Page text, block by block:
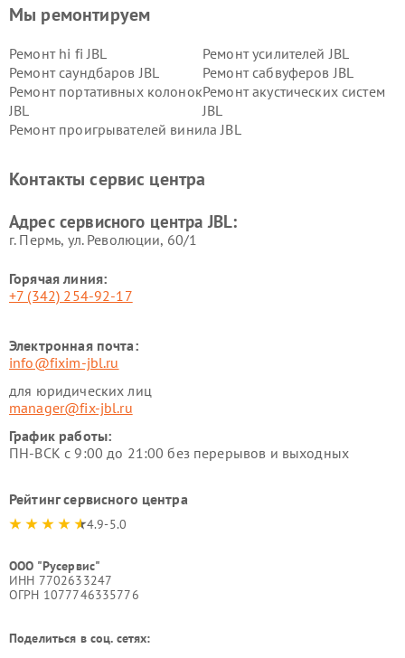
Мы ремонтируем
Ремонт hi fi JBL
Ремонт усилителей JBL
Ремонт саундбаров JBL
Ремонт сабвуферов JBL
Ремонт портативных колонок
JBL
Ремонт акустических систем
JBL
Ремонт проигрывателей винила JBL
Контакты сервис центра
Адрес сервисного центра JBL:
г. Пермь, ул. ​Революции, 60/1
Горячая линия:
+7 (342) 254-92-17
Электронная почта:
info@fixim-jbl.ru
для юридических лиц
manager@fix-jbl.ru
График работы:
ПН-ВСК с 9:00 до 21:00 без перерывов и выходных
Рейтинг сервисного центра
4.9-5.0
ООО "Русервис"
ИНН 7702633247
ОГРН 1077746335776
Поделиться в соц. сетях: